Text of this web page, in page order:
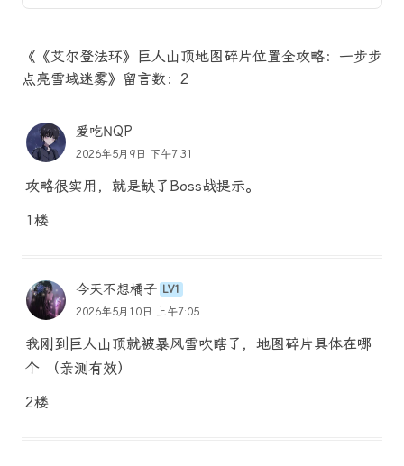
《《艾尔登法环》巨人山顶地图碎片位置全攻略：一步步
点亮雪域迷雾》留言数：2
爱吃NQP
2026年5月9日 下午7:31
攻略很实用，就是缺了Boss战提示。
1楼
今天不想橘子 LV1
2026年5月10日 上午7:05
我刚到巨人山顶就被暴风雪吹瞎了，地图碎片具体在哪
个 （亲测有效）
2楼